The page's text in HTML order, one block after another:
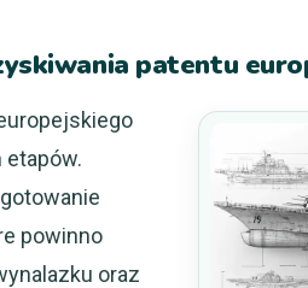
patentu
etapów.
powinno
oraz